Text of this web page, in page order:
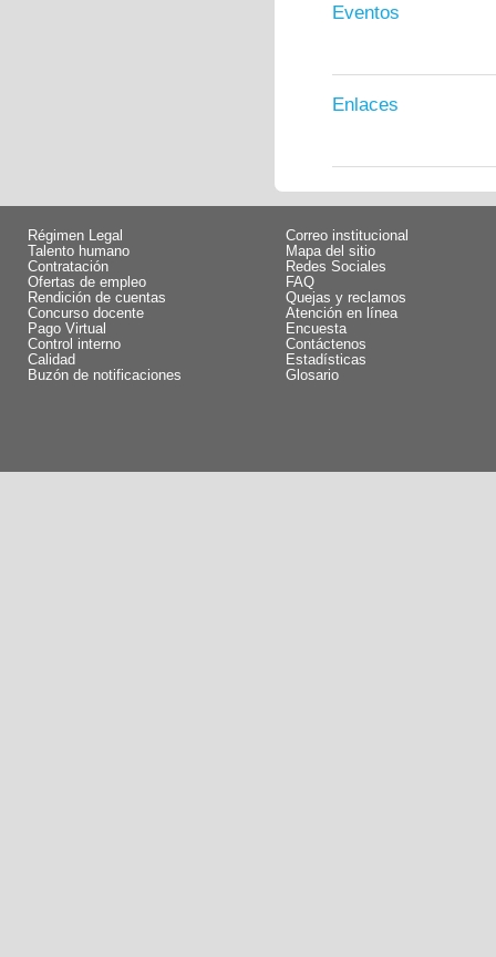
Eventos
Enlaces
Régimen Legal
Talento humano
Contratación
Ofertas de empleo
Rendición de cuentas
Concurso docente
Pago Virtual
Control interno
Calidad
Buzón de notificaciones
Correo institucional
Mapa del sitio
Redes Sociales
FAQ
Quejas y reclamos
Atención en línea
Encuesta
Contáctenos
Estadísticas
Glosario